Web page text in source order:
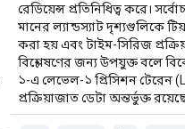
রেডিয়েন্স প্রতিনিধিত্ব করে।
মানের ল্যান্ডস্যাট দৃশ্যগুলিকে
করা হয় এবং টাইম-সিরিজ
বিশ্লেষণের জন্য উপযুক্ত বলে
১-এ লেভেল-১ প্রিসিশন টেরেন
প্রক্রিয়াজাত ডেটা অন্তর্ভুক্ত রয়েছে